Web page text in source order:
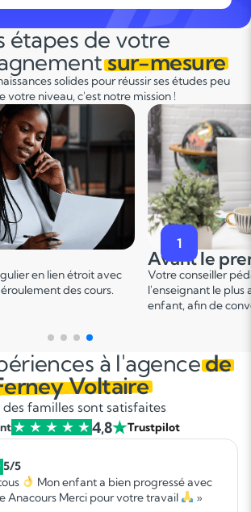
étapes de votre
sur-mesure
solides pour réussir ses études peu
votre niveau, c'est notre mission !
en relation avec
du profil de votre
2
Pendant le
Ce 1er cours permet
points forts et de
sur le programme.
à l'agencede
Voltaire
des familles sont satisfaites
4,8 Trustpilot
5/5
Mon enfant a bien progressé avec
Anacours Merci pour votre travail
»